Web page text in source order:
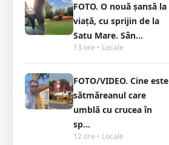
FOTO. O nouă șansă la
viață, cu sprijin de la
Satu Mare. Sân...
13 ore • Locale
FOTO/VIDEO. Cine este
sătmăreanul care
umblă cu crucea în
sp...
12 ore • Locale